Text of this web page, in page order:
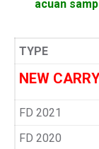
acuan
TYPE
NEW
FD 2021
FD 2020